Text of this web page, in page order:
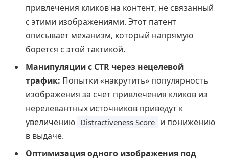
привлечения кликов на контент, не связанный
с этими изображениями. Этот патент
описывает механизм, который напрямую
борется с этой тактикой.
Манипуляции с CTR через нецелевой
трафик: Попытки «накрутить» популярность
изображения за счет привлечения кликов из
нерелевантных источников приведут к
увеличению Distractiveness Score и понижению
в выдаче.
Оптимизация одного изображения под